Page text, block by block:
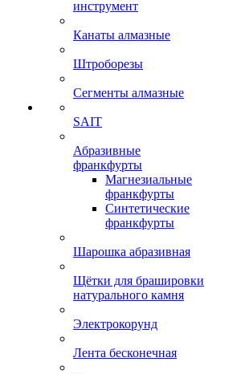
инструмент
Канаты алмазные
Штроборезы
Сегменты алмазные
SAIT
Абразивные
франкфурты
Магнезиальные
франкфурты
Синтетические
франкфурты
Шарошка абразивная
Щётки для брашировки
натурального камня
Электрокорунд
Лента бесконечная